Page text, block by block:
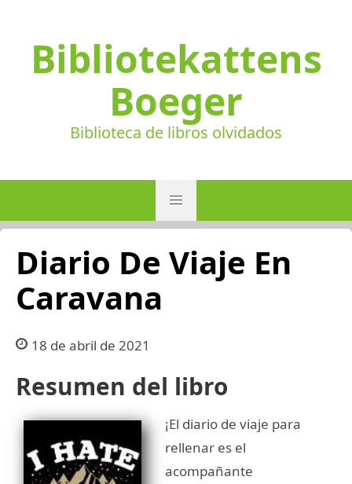
Bibliotekattens
Boeger
Biblioteca de libros olvidados
Diario De Viaje En
Caravana
18 de abril de 2021
Resumen del libro
¡El diario de viaje para
rellenar es el
acompañante